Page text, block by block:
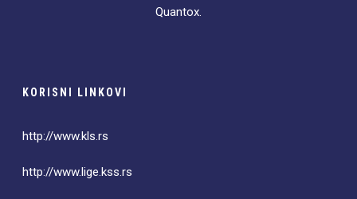
Quantox.
KORISNI LINKOVI
http://www.kls.rs
http://www.lige.kss.rs